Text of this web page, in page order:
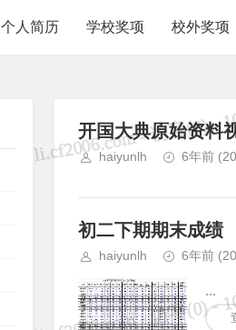
个人简历 学校奖项 校外奖项
开国大典原始资料
haiyunlh 6年前
初二下期期末成绩
haiyunlh 6年前
...